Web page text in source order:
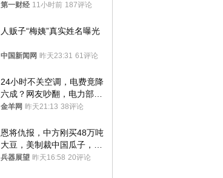
第一财经 11小时前 187评论
人贩子“梅姨”真实姓名曝光
中国新闻网 昨天23:31 61评论
24小时不关空调，电费竟降
六成？网友吵翻，电力部门
回应→
金羊网 昨天21:13 38评论
恩将仇报，中方刚买48万吨
大豆，美制裁中国瓜子，布
林肯措辞变了
兵器展望 昨天16:58 20评论